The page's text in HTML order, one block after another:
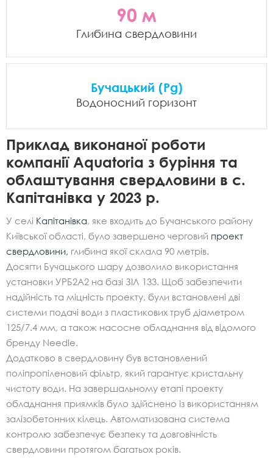
Приклад виконаної роботи
компанії Aquatoria з буріння та
облаштування свердловини в с.
Капітанівка у 2023 р.
У селі Капітанівка, яке входить до Бучанського району
Київської області, було завершено черговий проект
свердловини, глибина якої склала 90 метрів.
Досягти Бучацького шару дозволило використання
установки УРБ2А2 на базі ЗІЛ 133. Щоб забезпечити
надійність та міцність проекту, були встановлені дві
системи подачі води з пластикових труб діаметром
125/7.4 мм, а також насосне обладнання від відомого
бренду Needle.
Додатково в свердловину був встановлений
поліпропіленовий фільтр, який гарантує кристальну
чистоту води. На завершальному етапі проекту
обладнання приямків було здійснено із використанням
залізобетонних кілець. Автоматизована система
контролю забезпечує безпеку та довговічність
свердловини протягом багатьох років.
90 м
Глибина свердловини
Бучацький (Pg)
Водоносний горизонт